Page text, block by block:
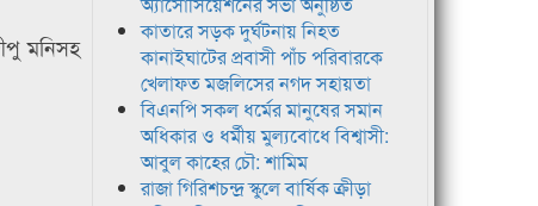
মনিসহ
কাতারে সড়ক দুর্ঘটনায় নিহত
কানাইঘাটের প্রবাসী পাঁচ পরিবারকে
খেলাফত মজলিসের নগদ সহায়তা
বিএনপি সকল ধর্মের মানুষের সমান
অধিকার ও ধর্মীয় মুল্যবোধে বিশ্বাসী:
আবুল কাহের চৌ: শামিম
রাজা গিরিশচন্দ্র স্কুলে বার্ষিক ক্রীড়া